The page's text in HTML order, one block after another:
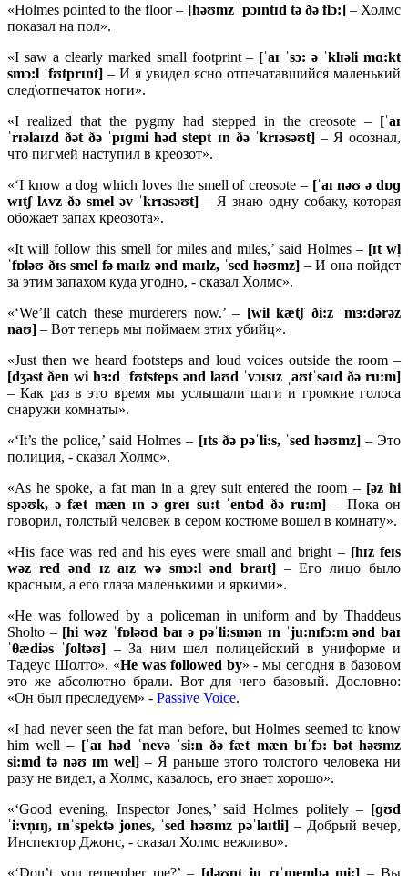
«Holmes pointed to the floor – [həʊmz ˈpɔɪntɪd tə ðə flɔ:] – Холмс
показал на пол».
«I saw a clearly marked small footprint – [ˈaɪ ˈsɔ: ə ˈklɪəlimɑ:kt
smɔ:l ˈfʊtprɪnt] – И я увидел ясно отпечатавшийся маленький
след\отпечаток ноги».
«I realized that the pygmy had stepped in the creosote – [ˈaɪ
ˈrɪəlaɪzd ðət ðə ˈpɪɡmihədstept ɪn ðə ˈkrɪəsəʊt] – Я осознал,
что пигмей наступил в креозот».
«‘I know a dog which loves the smell of creosote – [ˈaɪnəʊ ədɒɡ
wɪtʃ lʌvz ðə smel əv ˈkrɪəsəʊt] – Я знаю одну собаку, которая
обожает запах креозота».
«It will follow this smell for miles and miles,’ said Holmes – [ɪtwl̩
ˈfɒləʊ ðɪs smel fəmaɪlz əndmaɪlz, ˈsed həʊmz] – И она пойдет
за этим запахом куда угодно, - сказал Холмс».
«‘We’ll catch these murderers now.’ – [wilkætʃ ði:z ˈmɜ:dərəz
naʊ] – Вот теперь мы поймаем этих убийц».
«Just then we heard footsteps and loud voices outside the room –
[dʒəst ðenwihɜ:d ˈfʊtsteps ənd laʊd ˈvɔɪsɪz ˌ aʊtˈsaɪd ðəru:m]
– Как раз в это время мы услышали шаги и громкие голоса
снаружи комнаты».
«‘It’s the police,’ said Holmes – [ɪts ðə pəˈli:s, ˈsed həʊmz] – Это
полиция, - сказал Холмс».
«As he spoke, a fat man in a grey suit entered the room – [əzhi
spəʊk, əfæt mæn ɪn ə ɡreɪ su:t ˈentəd ðəru:m] – Пока он
говорил, толстый человек в сером костюме вошел в комнату».
«His face was red and his eyes were small and bright – [hɪzfeɪs
wəz red ənd ɪzaɪzwəsmɔ:l ənd braɪt] – Его лицо было
красным, а его глаза маленькими и яркими».
«He was followed by a policeman in uniform and by Thaddeus
Sholto – [hiwəz ˈfɒləʊd baɪ əpəˈli:smən ɪn ˈju:nɪfɔ:m əndbaɪ
ˈθædiəs ˈʃoltəʊ] – За ним шел полицейский в униформе и
Тадеус Шолто». «He was followed by» - мы сегодня в базовом
это же абсолютно брали. Вот для чего базовый. Дословно:
«Он был преследуем» - Passive Voice.
«I had never seen the fat man before, but Holmes seemed to know
him well – [ˈaɪ həd ˈnevə ˈsi:n ðəfæt mæn bɪˈfɔ: bəthəʊmz
si:md tə nəʊ ɪm wel] – Я раньше этого толстого человека ни
разу не видел, а Холмс, казалось, его знает хорошо».
«‘Good evening, Inspector Jones,’ said Holmes politely – [ɡʊd
ˈi:vn̩ɪŋ, ɪnˈspektə jones, ˈsed həʊmz pəˈlaɪtli] – Добрый вечер,
Инспектор Джонс, - сказал Холмс вежливо».
«‘Don’t you remember me?’ – [dəʊnt ju rɪˈmembə mi:] – Вы